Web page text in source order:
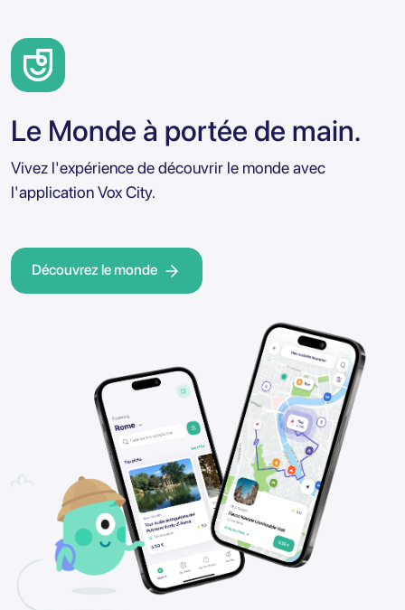
Le Monde à portée de main.
Vivez l'expérience de découvrir le monde avec
l'application Vox City.
Découvrez le monde